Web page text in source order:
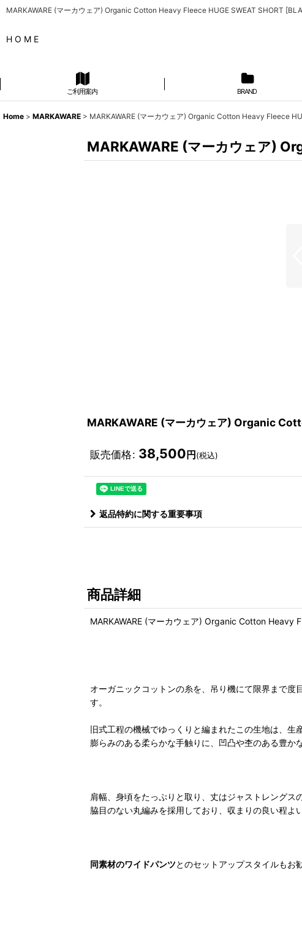
MARKAWARE (マーカウェア) Organic Cotton Heavy Fleece HUGE SWEAT SHORT
H O M E
ご利用案内 BRAND
Home > MARKAWARE > MARKAWARE (マーカウェア) Organic Cotton Heavy Fleece
MARKAWARE (マーカウェア)
MARKAWARE (マーカウェア) Organic
販売価格: 38,500 円 (税込)
返品特約に関する重要事項
商品詳細
MARKAWARE (マーカウェア) Organic Cotton Heavy
オーガニックコットンの糸を、吊り機にて限界まで
す。
旧式工程の機械でゆっくりと編まれたこの生地は、生
膨らみのある柔らかな手触りに、凹凸や杢のある豊か
肩幅、身頃をたっぷりと取り、丈はジャストレングス
脇目のない丸編みを採用しており、収まりの良い程よ
同素材のワイドパンツとのセットアップスタイルもお